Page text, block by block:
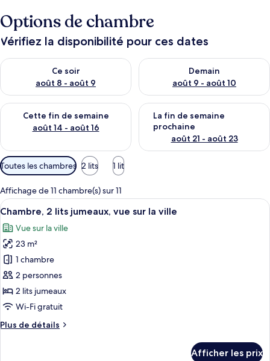
Options de chambre
Vérifiez la disponibilité pour ces dates
Ce soir
août 8 - août 9
Vérifier la disponibilité pour ce soir août 8 - août 9
Demain
août 9 - août 10
Vérifier la disponibilité pour
Cette fin de semaine
août 14 - août 16
Vérifier la disponibilité pour cette fin de semaine août 14 -
La fin de semaine
prochaine
août 21 - août 23
Vérifier la disponibilité pour
Filtres
disponibles
pour
les
chambres
Toutes les chambres 2 lits 1 lit
Affichage de 11 chambre(s) sur 11
Afficher
toutes
les
photos
pour
ce
type
de
chambre :
Chambre,
Une chambre d’hôtel moderne avec
12
Chambre, 2 lits jumeaux, vue sur la ville
Vue sur la ville
23 m²
1 chambre
2 personnes
2 lits jumeaux
Wi-Fi gratuit
Plus de détails
Plus
Afficher les prix